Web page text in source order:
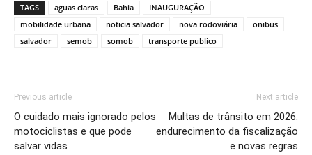
TAGS aguas claras Bahia
INAUGURAÇÃO
mobilidade urbana
noticia salvador nova rodoviária
onibus
salvador
semob somob transporte publico
Previous article
O cuidado mais ignorado pelos
motociclistas e que pode
salvar vidas
Next article
Multas de trânsito em 2026:
endurecimento da fiscalização
e novas regras